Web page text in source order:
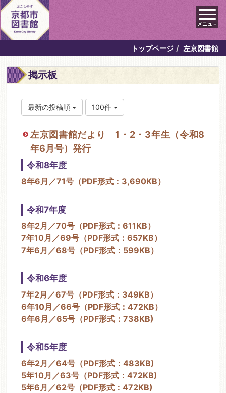
メニュ－
トップページ 左京図書館
掲示板
最新の投稿順 100件
左京図書館だより 1・2・3年生（令和8
年6月号）発行
令和8年度
8年6月／71号（PDF形式：3,690KB）
令和7年度
8年2月／70号（PDF形式：611KB）
7年10月／69号（PDF形式：657KB）
7年6月／68号（PDF形式：599KB）
令和6年度
7年2月／67号（PDF形式：349KB）
6年10月／66号（PDF形式：472KB）
6年6月／65号（PDF形式：738KB)
令和5年度
6年2月／64号（PDF形式：483KB)
5年10月／63号（PDF形式：472KB)
5年6月／62号（PDF形式：472KB)